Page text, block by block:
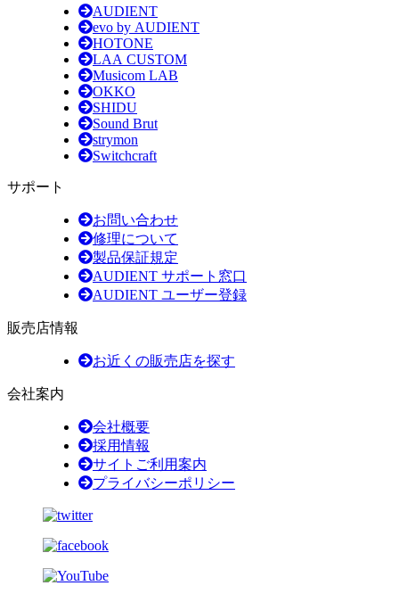
AUDIENT
evo by AUDIENT
HOTONE
LAA CUSTOM
Musicom LAB
OKKO
SHIDU
Sound Brut
strymon
Switchcraft
サポート
お問い合わせ
修理について
製品保証規定
AUDIENT サポート窓口
AUDIENT ユーザー登録
販売店情報
お近くの販売店を探す
会社案内
会社概要
採用情報
サイトご利用案内
プライバシーポリシー